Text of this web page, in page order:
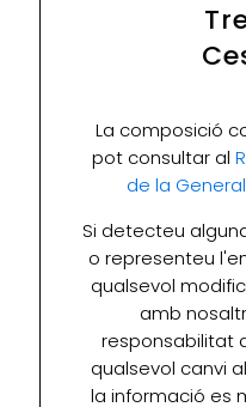
La composició
pot consultar al
de la
Si detecteu
o representeu
qualsevol
amb
responsabilitat
qualsevol canvi
la informació es